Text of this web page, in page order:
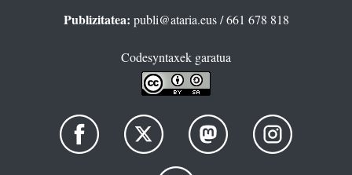
Publizitatea: publi@ataria.eus/ 661 678 818
Codesyntaxek garatua